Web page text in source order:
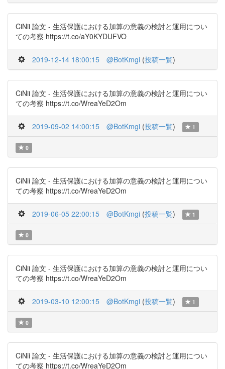
CiNii 論文 - 生活保護における加算の意義の検討と運用につい
ての考察 https://t.co/aY0KYDUFVO
2019-12-14 18:00:15 @BotKmgi (投稿一覧)
CiNii 論文 - 生活保護における加算の意義の検討と運用につい
ての考察 https://t.co/WreaYeD2Om
2019-09-02 14:00:15 @BotKmgi (投稿一覧) 1
0
CiNii 論文 - 生活保護における加算の意義の検討と運用につい
ての考察 https://t.co/WreaYeD2Om
2019-06-05 22:00:15 @BotKmgi (投稿一覧) 1
0
CiNii 論文 - 生活保護における加算の意義の検討と運用につい
ての考察 https://t.co/WreaYeD2Om
2019-03-10 12:00:15 @BotKmgi (投稿一覧) 1
0
CiNii 論文 - 生活保護における加算の意義の検討と運用につい
ての考察 https://t.co/WreaYeD2Om